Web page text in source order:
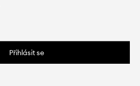
Přihlásit se